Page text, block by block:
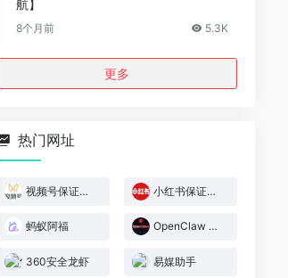
航】
8个月前 5.3K
更多
热门网址
视频号保证金规则 小红书保证金规则
蚂蚁阿福 OpenClaw 官网
360安全龙虾 易媒助手